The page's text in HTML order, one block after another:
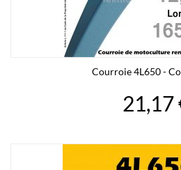
Courroie 4L650 -
21,17